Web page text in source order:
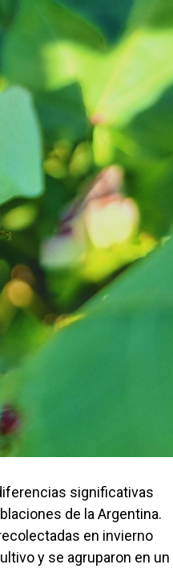
significativas
de la Argentina.
en invierno
y se agruparon en un